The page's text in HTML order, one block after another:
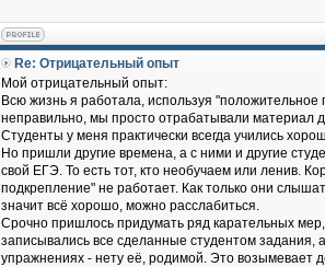
Re: Отрицательный опыт
Мой отрицательный опыт:
Всю жизнь я работала, используя "положительное
неправильно, мы просто отрабатывали материал
Студенты у меня практически всегда учились
Но пришли другие времена, а с ними и другие
свой ЕГЭ. То есть тот, кто необучаем или ленив.
подкрепление" не работает. Как только они
значит всё хорошо, можно расслабиться.
Срочно пришлось придумать ряд карательных
записывались все сделанные студентом задания,
упражнениях - нету её, родимой. Это возымевает